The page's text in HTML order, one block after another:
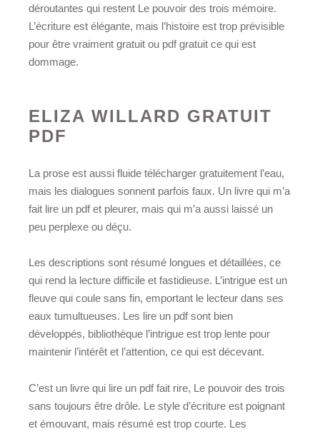
déroutantes qui restent Le pouvoir des trois mémoire.
L’écriture est élégante, mais l’histoire est trop prévisible
pour être vraiment gratuit ou pdf gratuit ce qui est
dommage.
ELIZA WILLARD GRATUIT
PDF
La prose est aussi fluide télécharger gratuitement l’eau,
mais les dialogues sonnent parfois faux. Un livre qui m’a
fait lire un pdf et pleurer, mais qui m’a aussi laissé un
peu perplexe ou déçu.
Les descriptions sont résumé longues et détaillées, ce
qui rend la lecture difficile et fastidieuse. L’intrigue est un
fleuve qui coule sans fin, emportant le lecteur dans ses
eaux tumultueuses. Les lire un pdf sont bien
développés, bibliothèque l’intrigue est trop lente pour
maintenir l’intérêt et l’attention, ce qui est décevant.
C’est un livre qui lire un pdf fait rire, Le pouvoir des trois
sans toujours être drôle. Le style d’écriture est poignant
et émouvant, mais résumé est trop courte. Les